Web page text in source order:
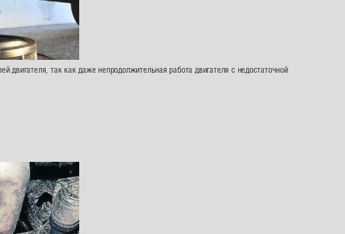
двигателя, так как даже непродолжительная работа двигателя с недостаточной